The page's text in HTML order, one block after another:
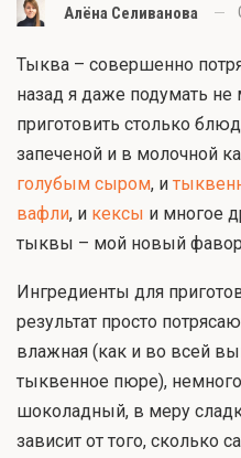
Алёна Селиванова
Тыква – совершенно
назад я даже подумать не
приготовить столько
запеченой и в молочной
голубым сыром, и
вафли, и кексы и многое
тыквы – мой новый
Ингредиенты для
результат просто
влажная (как и во всей
тыквенное пюре), немного
шоколадный, в меру
зависит от того, сколько